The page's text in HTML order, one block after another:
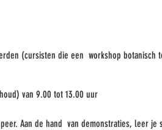
(cursisten die een workshop botanisch
van 9.00 tot 13.00 uur
Aan de hand van demonstraties, leer